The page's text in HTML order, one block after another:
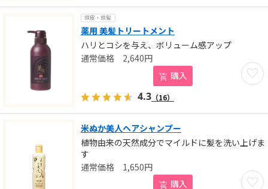
頭皮・頭髪
薬用 美髪トリートメント
ハリとコシを与え、ボリューム感アップ
お気
2,640円
購入
4.3 （16）
米ぬか美人ヘアシャンプー
植物由来の天然成分でマイルドに髪を洗い上げま
す
お気
1,650円
購入